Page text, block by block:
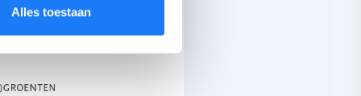
Alles toestaan